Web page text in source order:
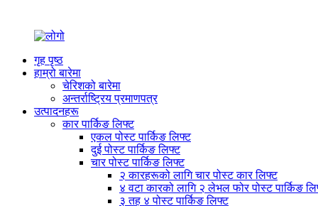
गृह पृष्ठ
हाम्रो बारेमा
चेरिशको बारेमा
अन्तर्राष्ट्रिय प्रमाणपत्र
उत्पादनहरू
कार पार्किङ लिफ्ट
एकल पोस्ट पार्किङ लिफ्ट
दुई पोस्ट पार्किङ लिफ्ट
चार पोस्ट पार्किङ लिफ्ट
२ कारहरूको लागि चार पोस्ट कार लिफ्ट
४ वटा कारको लागि २ लेभल फोर पोस्ट पार्किङ
३ तह ४ पोस्ट पार्किङ लिफ्ट